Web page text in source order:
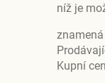
níž je
Kupní